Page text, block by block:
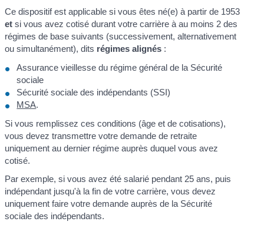
Ce dispositif est applicable si vous êtes né(e) à partir de 1953
et si vous avez cotisé durant votre carrière à au moins 2 des
régimes de base suivants (successivement, alternativement
ou simultanément), dits régimes alignés :
Assurance vieillesse du régime général de la Sécurité
sociale
Sécurité sociale des indépendants (SSI)
MSA.
Si vous remplissez ces conditions (âge et de cotisations),
vous devez transmettre votre demande de retraite
uniquement au dernier régime auprès duquel vous avez
cotisé.
Par exemple, si vous avez été salarié pendant 25 ans, puis
indépendant jusqu'à la fin de votre carrière, vous devez
uniquement faire votre demande auprès de la Sécurité
sociale des indépendants.